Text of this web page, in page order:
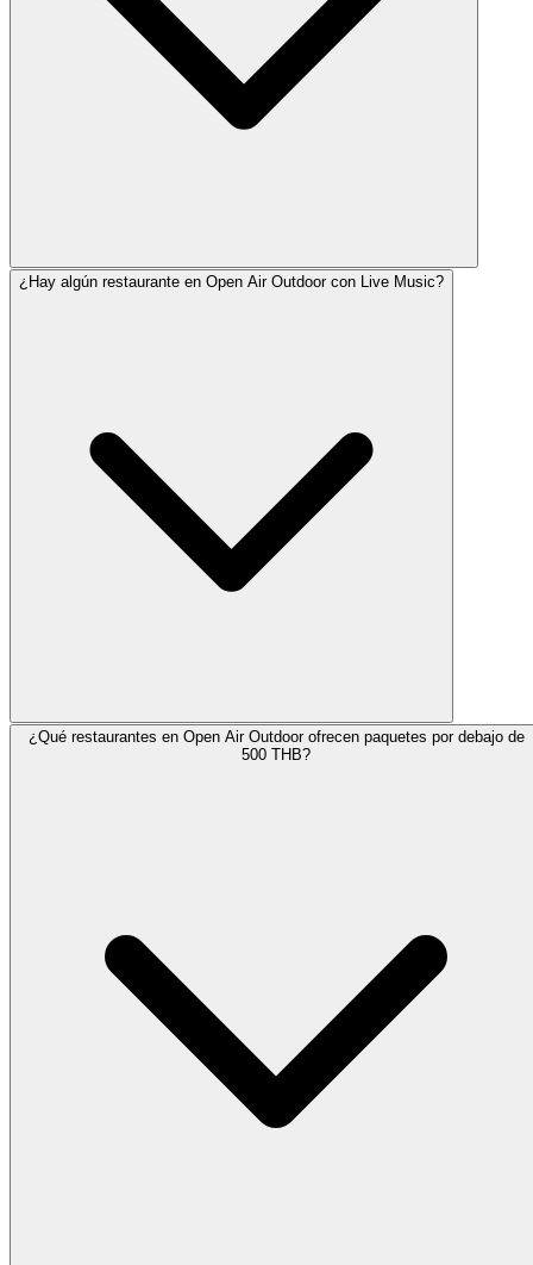
¿Hay algún restaurante en Open Air Outdoor con Live Music?
¿Qué restaurantes en Open Air Outdoor ofrecen paquetes por debajo de
500 THB?